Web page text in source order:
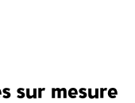
sur mesure